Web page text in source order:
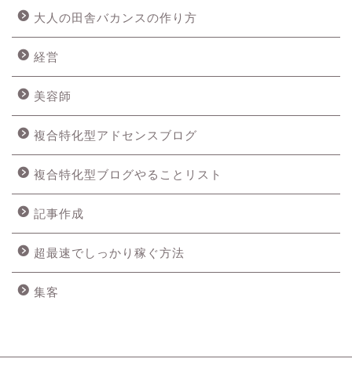
大人の田舎バカンスの作り方
経営
美容師
複合特化型アドセンスブログ
複合特化型ブログやることリスト
記事作成
超最速でしっかり稼ぐ方法
集客